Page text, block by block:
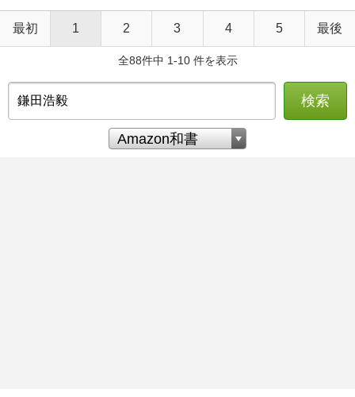
最初 1 2 3 4 5 最後
全88件中 1-10 件を表示
検索